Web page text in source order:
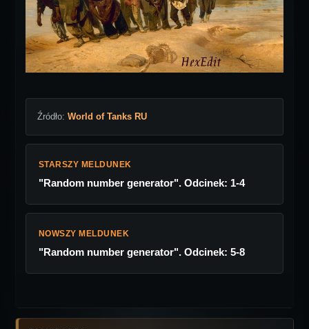
Źródło: World of Tanks RU
STARSZY MELDUNEK
"Random number generator". Odcinek: 1-4
NOWSZY MELDUNEK
"Random number generator". Odcinek: 5-8